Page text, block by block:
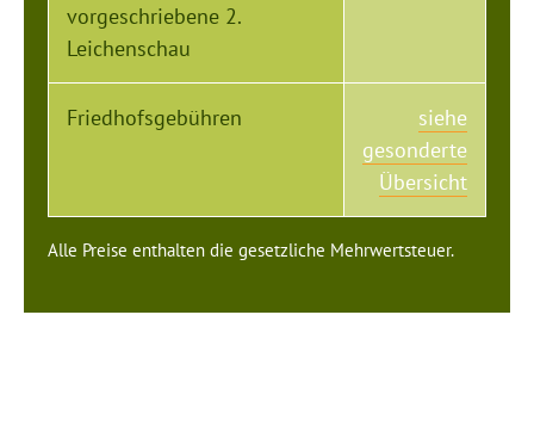
vorgeschriebene 2.
Leichenschau
Friedhofsgebühren
siehe
gesonderte
Übersicht
Alle Preise enthalten die gesetzliche Mehrwertsteuer.